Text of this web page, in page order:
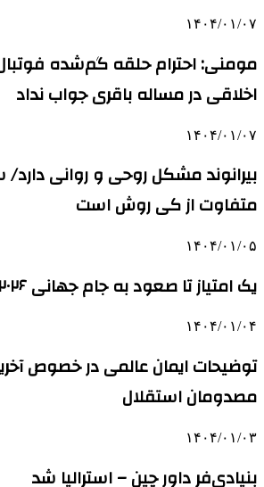
۱۴۰۴/۰۱/۰۷
مومنی: احترام حلقه گم‌شده
اخلاقی در مساله باقری جواب نداد
۱۴۰۴/۰۱/۰۷
بیرانوند مشکل روحی و روانی
متفاوت از کی روش است
۱۴۰۴/۰۱/۰۵
یک امتیاز تا صعود به جام جهانی ۲۰۲۶: ایران – ازبکستان
۱۴۰۴/۰۱/۰۴
توضیحات ایمان عالمی در خصوص
مصدومان استقلال
۱۴۰۴/۰۱/۰۳
بنیادی‌فر داور چین – استرالیا شد